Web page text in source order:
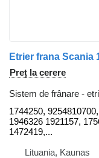
Preț la cerere
Sistem de frânare -
1744250,
1946326 1921157,
1472419,...
Lituania, Kaunas